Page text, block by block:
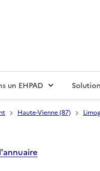
un EHPAD
Haute-Vienne (87)